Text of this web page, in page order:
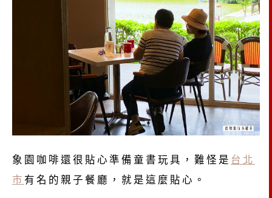
象園咖啡還很貼心準備童書玩具，難怪是 台北
市 有名的親子餐廳，就是這麼貼心。